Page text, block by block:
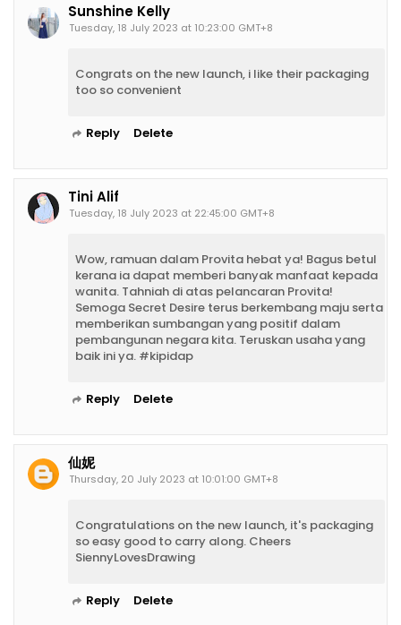
Sunshine Kelly
Tuesday, 18 July 2023 at 10:23:00 GMT+8
Congrats on the new launch, i like their packaging
too so convenient
Reply Delete
Tini Alif
Tuesday, 18 July 2023 at 22:45:00 GMT+8
Wow, ramuan dalam Provita hebat ya! Bagus betul
kerana ia dapat memberi banyak manfaat kepada
wanita. Tahniah di atas pelancaran Provita!
Semoga Secret Desire terus berkembang maju serta
memberikan sumbangan yang positif dalam
pembangunan negara kita. Teruskan usaha yang
baik ini ya. #kipidap
Reply Delete
仙妮
Thursday, 20 July 2023 at 10:01:00 GMT+8
Congratulations on the new launch, it's packaging
so easy good to carry along. Cheers
SiennyLovesDrawing
Reply Delete